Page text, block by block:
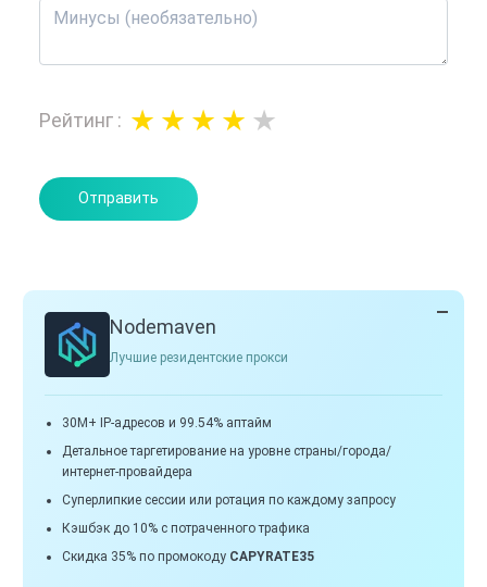
Рейтинг :
Отправить
Nodemaven
Лучшие резидентские прокси
30M+ IP-адресов и 99.54% аптайм
Детальное таргетирование на уровне страны/города/
интернет-провайдера
Суперлипкие сессии или ротация по каждому запросу
Кэшбэк до 10% с потраченного трафика
Скидка 35% по промокоду CAPYRATE35